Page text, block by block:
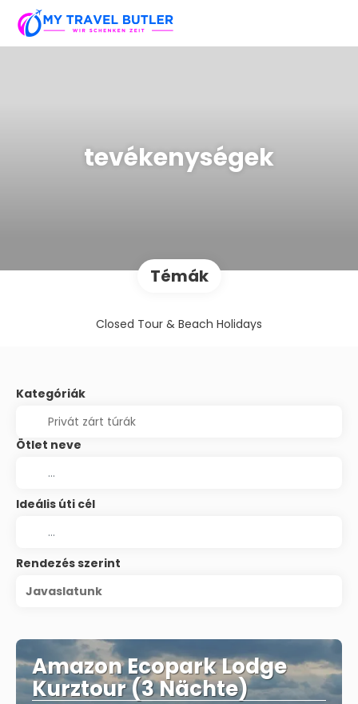
tevékenységek
Témák
Closed Tour & Beach Holidays
Kategóriák
Ötlet neve
Ideális úti cél
Rendezés szerint
Javaslatunk
Amazon Ecopark Lodge
Kurztour (3 Nächte)